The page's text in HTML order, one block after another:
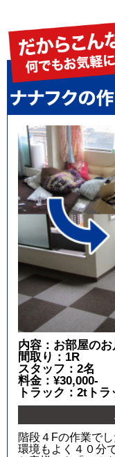
内容：お部屋の
間取り：1R
スタッフ：2名
料金：¥30,000-
トラック：2tトラ
階段４Fの作業で
環境もよく４０分